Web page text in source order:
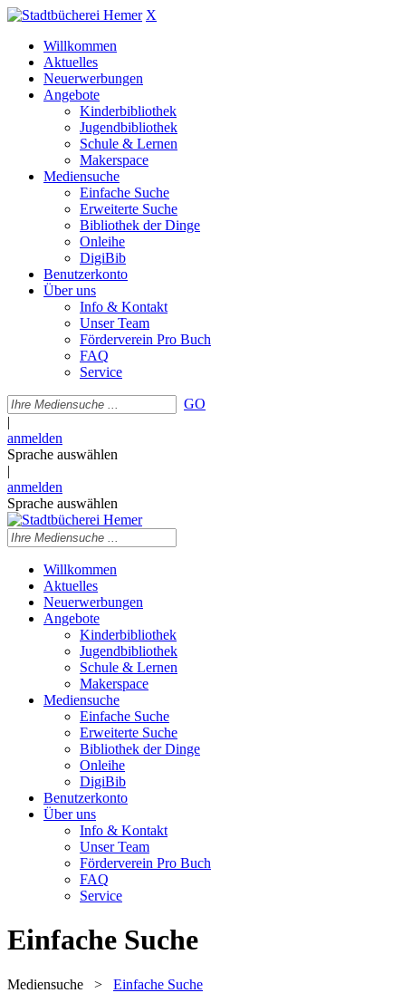
X
Willkommen
Aktuelles
Neuerwerbungen
Angebote
Kinderbibliothek
Jugendbibliothek
Schule & Lernen
Makerspace
Mediensuche
Einfache Suche
Erweiterte Suche
Bibliothek der Dinge
Onleihe
DigiBib
Benutzerkonto
Über uns
Info & Kontakt
Unser Team
Förderverein Pro Buch
FAQ
Service
GO
|
anmelden
Sprache auswählen
|
anmelden
Sprache auswählen
Willkommen
Aktuelles
Neuerwerbungen
Angebote
Kinderbibliothek
Jugendbibliothek
Schule & Lernen
Makerspace
Mediensuche
Einfache Suche
Erweiterte Suche
Bibliothek der Dinge
Onleihe
DigiBib
Benutzerkonto
Über uns
Info & Kontakt
Unser Team
Förderverein Pro Buch
FAQ
Service
Einfache Suche
Mediensuche > Einfache Suche